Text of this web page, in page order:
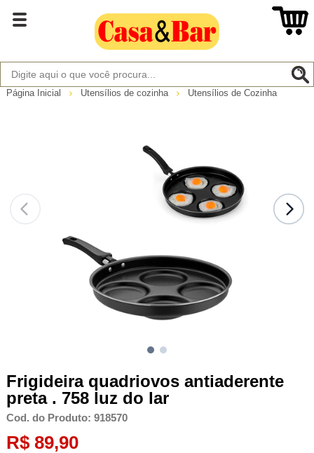
Página Inicial Utensílios de cozinha Utensílios de Cozinha
Frigideira quadriovos antiaderente
preta . 758 luz do lar
Cod. do Produto: 918570
R$ 89,90